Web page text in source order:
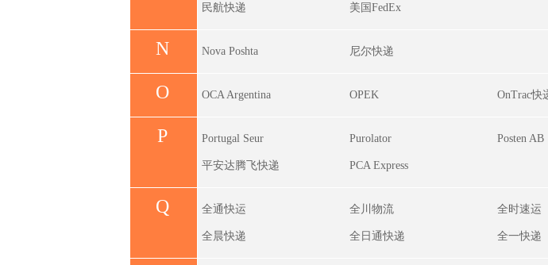
民航快递 美国FedEx
N Nova Poshta 尼尔快递
O OCA Argentina OPEK OnTrac快
P Portugal Seur Purolator Posten AB
平安达腾飞快递 PCA Express
Q 全通快运 全川物流 全时速运
全晨快递 全日通快递 全一快递